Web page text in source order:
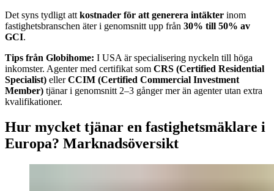
Det syns tydligt att kostnader för att generera intäkter inom
fastighetsbranschen äter i genomsnitt upp från 30% till 50% av
GCI.
Tips från Globihome: I USA är specialisering nyckeln till höga
inkomster. Agenter med certifikat som CRS (Certified Residential
Specialist) ellerCCIM (Certified Commercial Investment
Member) tjänar i genomsnitt 2–3 gånger mer än agenter utan extra
kvalifikationer.
Hur mycket tjänar en fastighetsmäklare i
Europa? Marknadsöversikt